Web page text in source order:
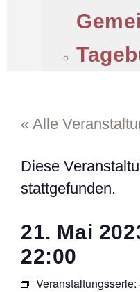
« Alle
Diese
stattgefunden.
21. Mai
22:00
Veranstaltungsserie: